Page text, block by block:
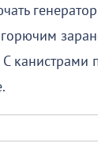
горючим
канистрами